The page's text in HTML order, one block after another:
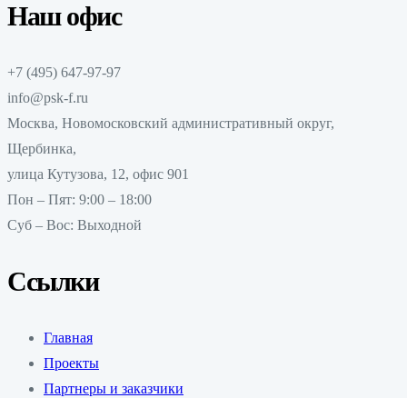
Наш офис
+7 (495) 647-97-97
info@psk-f.ru
Москва, Новомосковский административный округ,
Щербинка,
улица Кутузова, 12, офис 901
Пон – Пят: 9:00 – 18:00
Суб – Вос: Выходной
Ссылки
Главная
Проекты
Партнеры и заказчики